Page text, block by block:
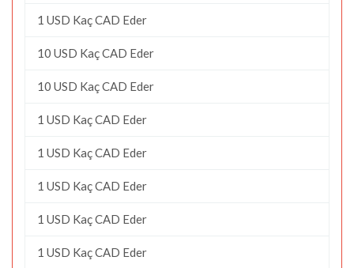
1 USD Kaç CAD Eder
10 USD Kaç CAD Eder
10 USD Kaç CAD Eder
1 USD Kaç CAD Eder
1 USD Kaç CAD Eder
1 USD Kaç CAD Eder
1 USD Kaç CAD Eder
1 USD Kaç CAD Eder